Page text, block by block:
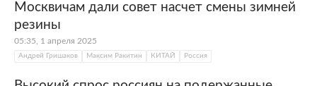
Москвичам дали совет насчет смены зимней
резины
05:35, 1 апреля 2025
Андрей Гришаков Максим Ракитин КИТАЙ Россия